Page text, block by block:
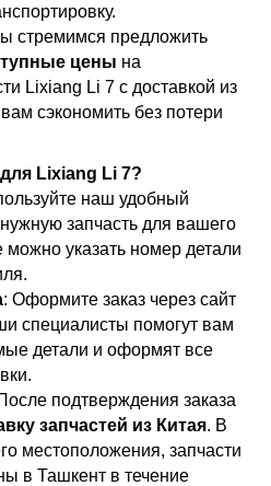
стремимся предложить
цены на
Lixiang Li 7 с доставкой из
сэкономить без потери
для Lixiang Li 7?
наш удобный
запчасть для вашего
можно указать номер детали
: Оформите заказ через сайт
специалисты помогут вам
детали и оформят все
подтверждения заказа
запчастей из Китая. В
местоположения, запчасти
в Ташкент в течение